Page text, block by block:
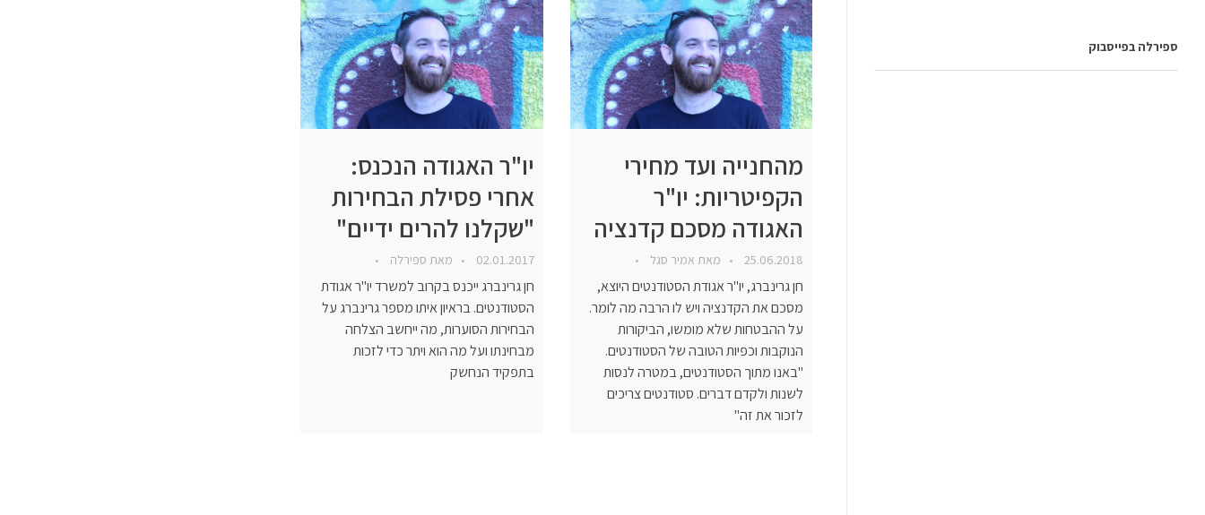
מהחנייה ועד מחירי
הקפיטריות: יו"ר
האגודה מסכם קדנציה
25.06.2018 מאת אמיר סגל
חן גרינברג, יו"ר אגודת הסטודנטים היוצא,
מסכם את הקדנציה ויש לו הרבה מה לומר.
על ההבטחות שלא מומשו, הביקורות
הנוקבות וכפיות הטובה של הסטודנטים.
"באנו מתוך הסטודנטים, במטרה לנסות
לשנות ולקדם דברים. סטודנטים צריכים
לזכור את זה"
יו"ר האגודה הנכנס:
אחרי פסילת הבחירות
"שקלנו להרים ידיים"
02.01.2017 מאת ספירלה
חן גרינברג ייכנס בקרוב למשרד יו"ר אגודת
הסטודנטים. בראיון איתו מספר גרינברג על
הבחירות הסוערות, מה ייחשב הצלחה
מבחינתו ועל מה הוא ויתר כדי לזכות
בתפקיד הנחשק
ספירלה בפייסבוק